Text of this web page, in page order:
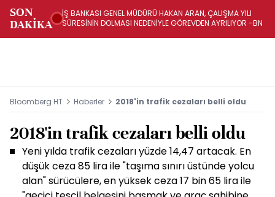
SON
DAKİKA
İŞ BANKASI GENEL MÜDÜRÜ HAKAN ARAN, ÇALIŞMA YILI
SÜRESİNİN DOLMASI NEDENİYLE GÖREVDEN AYRILIYOR -BN
Bloomberg HT Haberler 2018'in trafik cezaları belli oldu
2018'in trafik cezaları belli oldu
Yeni yılda trafik cezaları yüzde 14,47 artacak. En
düşük ceza 85 lira ile "taşıma sınırı üstünde yolcu
alan" sürücülere, en yüksek ceza 17 bin 65 lira ile